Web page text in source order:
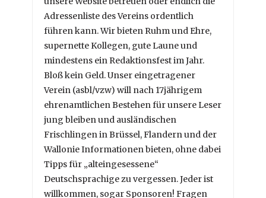
Adressenliste des Vereins ordentlich
führen kann. Wir bieten Ruhm und Ehre,
supernette Kollegen, gute Laune und
mindestens ein Redaktionsfest im Jahr.
Bloß kein Geld. Unser eingetragener
Verein (asbl/vzw) will nach 17jährigem
ehrenamtlichen Bestehen für unsere Leser
jung bleiben und ausländischen
Frischlingen in Brüssel, Flandern und der
Wallonie Informationen bieten, ohne dabei
Tipps für „alteingesessene“
Deutschsprachige zu vergessen. Jeder ist
willkommen, sogar Sponsoren! Fragen